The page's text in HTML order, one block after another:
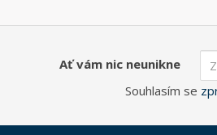
Ať vám nic neunikne
Souhlasím se